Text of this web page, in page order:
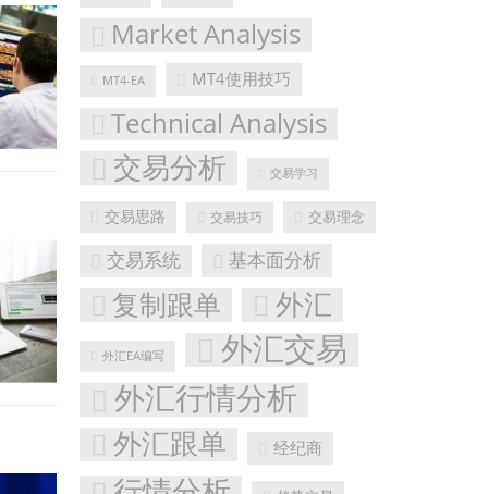
Market Analysis
MT4-EA MT4使用技巧
Technical Analysis
交易分析 交易学习
交易思路 交易技巧 交易理念
交易系统 基本面分析
复制跟单 外汇
外汇EA编写 外汇交易
外汇行情分析
外汇跟单 经纪商